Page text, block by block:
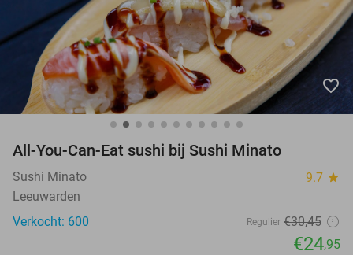
favorite_border
All-You-Can-Eat sushi bij Sushi Minato
Sushi Minato 9.7 star
Leeuwarden
Verkocht: 600
Regulier €30,45
€24,95